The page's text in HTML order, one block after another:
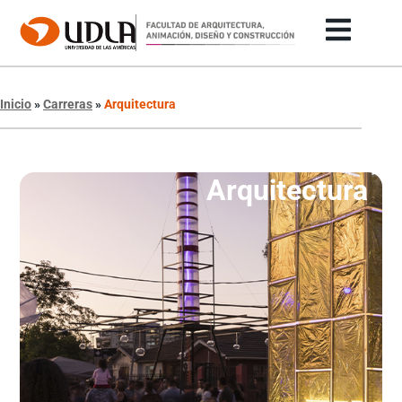
Inicio»Carreras»Arquitectura
Arquitectura